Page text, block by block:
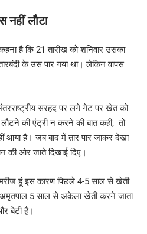
नहीं लौटा
है कि 21 तारीख को शनिवार उसका
के उस पार गया था। लेकिन वापस
सरहद पर लगे गेट पर खेत को
की एंट्री न करने की बात कही, तो
आया है। जब बाद में तार पार जाकर देखा
की ओर जाते दिखाई दिए।
हूं इस कारण पिछले 4-5 साल से खेती
अमृतपाल 5 साल से अकेला खेती करने जाता
बेटी है।